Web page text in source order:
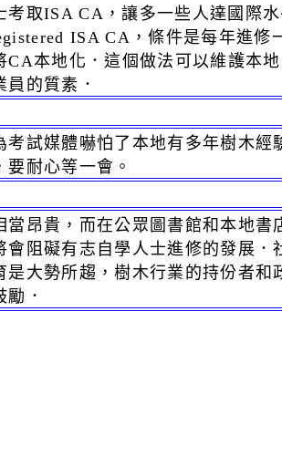
考取ISA CA，讓多一些人達國際
ISA CA，條件是每年進修
CA本地化．這個做法可以維護本
的質素．
考試媒體嚇怕了本地有多年樹木經
耐心等一會。
當昂貴，而在公眾圖書館和本地書
會阻礙有志自學人士進修的發展．
是大勢所趨，樹木行業的持份者和
．